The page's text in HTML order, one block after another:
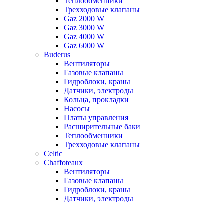
Трехходовые клапаны
Gaz 2000 W
Gaz 3000 W
Gaz 4000 W
Gaz 6000 W
Buderus
Вентиляторы
Газовые клапаны
Гидроблоки, краны
Датчики, электроды
Кольца, прокладки
Насосы
Платы управления
Расширительные баки
Теплообменники
Трехходовые клапаны
Celtic
Chaffoteaux
Вентиляторы
Газовые клапаны
Гидроблоки, краны
Датчики, электроды